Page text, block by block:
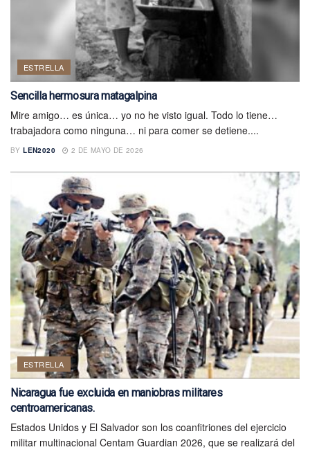
ESTRELLA
Sencilla hermosura matagalpina
Mire amigo… es única… yo no he visto igual. Todo lo tiene…
trabajadora como ninguna… ni para comer se detiene....
BY LEN2020 2 DE MAYO DE 2026
ESTRELLA
Nicaragua fue excluida en maniobras militares
centroamericanas.
Estados Unidos y El Salvador son los coanfitriones del ejercicio
militar multinacional Centam Guardian 2026, que se realizará del